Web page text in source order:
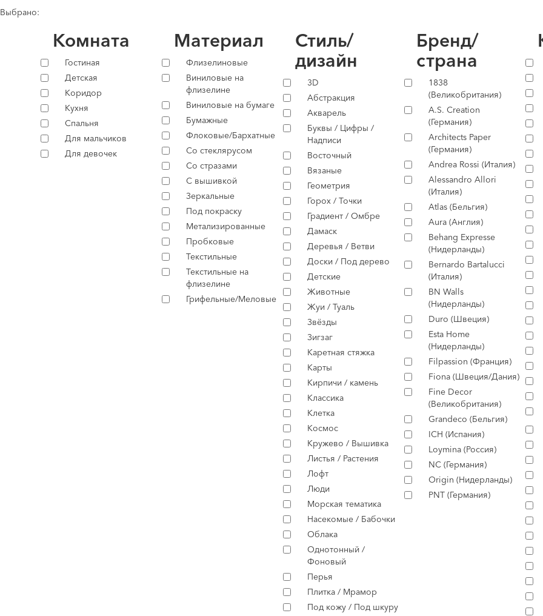
Выбрано:
Комната
Гостиная
Детская
Коридор
Кухня
Спальня
Для мальчиков
Для девочек
Материал
Флизелиновые
Виниловые на
флизелине
Виниловые на бумаге
Бумажные
Флоковые/Бархатные
Со стеклярусом
Со стразами
С вышивкой
Зеркальные
Под покраску
Метализированные
Пробковые
Текстильные
Текстильные на
флизелине
Грифельные/Меловые
Стиль/
дизайн
3D
Абстракция
Акварель
Буквы / Цифры /
Надписи
Восточный
Вязаные
Геометрия
Горох / Точки
Градиент / Омбре
Дамаск
Деревья / Ветви
Доски / Под дерево
Детские
Животные
Жуи / Туаль
Звёзды
Зигзаг
Каретная стяжка
Карты
Кирпичи / камень
Классика
Клетка
Космос
Кружево / Вышивка
Листья / Растения
Лофт
Люди
Морская тематика
Насекомые / Бабочки
Облака
Однотонный /
Фоновый
Перья
Плитка / Мрамор
Под кожу / Под шкуру
Бренд/
страна
1838
(Великобритания)
A.S. Creation
(Германия)
Architects Paper
(Германия)
Andrea Rossi (Италия)
Alessandro Allori
(Италия)
Atlas (Бельгия)
Aura (Англия)
Behang Expresse
(Нидерланды)
Bernardo Bartalucci
(Италия)
BN Walls
(Нидерланды)
Duro (Швеция)
Esta Home
(Нидерланды)
Filpassion (Франция)
Fiona (Швеция/Дания)
Fine Decor
(Великобритания)
Grandeco (Бельгия)
ICH (Испания)
Loymina (Россия)
NC (Германия)
Origin (Нидерланды)
PNT (Германия)